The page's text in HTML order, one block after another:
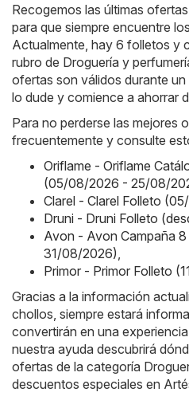
Recogemos las últimas
para que siempre encuentre
Actualmente, hay 6 folletos y
rubro de Droguería y
ofertas son válidos durante
lo dude y comience a ahorrar
Para no perderse las mejores
frecuentemente y consulte
Oriflame - Oriflame
(05/08/2026 - 25/08/
Clarel - Clarel Folleto
Druni - Druni Folleto
Avon - Avon Campaña
31/08/2026)
Primor - Primor Folleto
Gracias a la información
chollos, siempre estará
convertirán en una
nuestra ayuda descubrirá
ofertas de la categoría
descuentos especiales en